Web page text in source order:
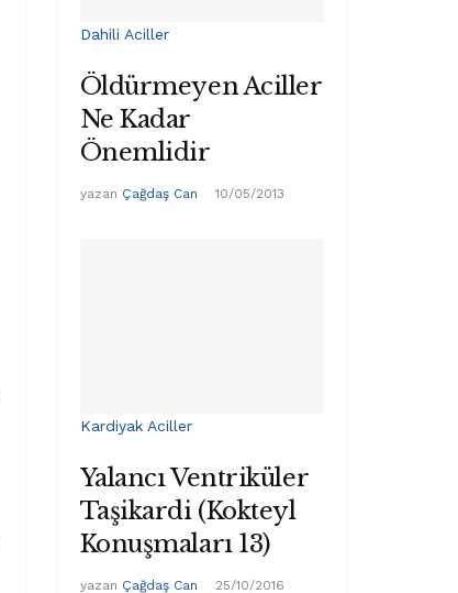
Dahili Aciller
Öldürmeyen Aciller
Ne Kadar
Önemlidir
yazan Çağdaş Can 10/05/2013
Kardiyak Aciller
Yalancı Ventriküler
Taşikardi (Kokteyl
Konuşmaları 13)
yazan Çağdaş Can 25/10/2016